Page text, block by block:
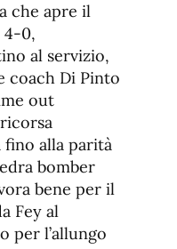
che apre il
4-0,
al servizio,
coach Di Pinto
out
fino alla parità
bomber
bene per il
Fey al
per l’allungo